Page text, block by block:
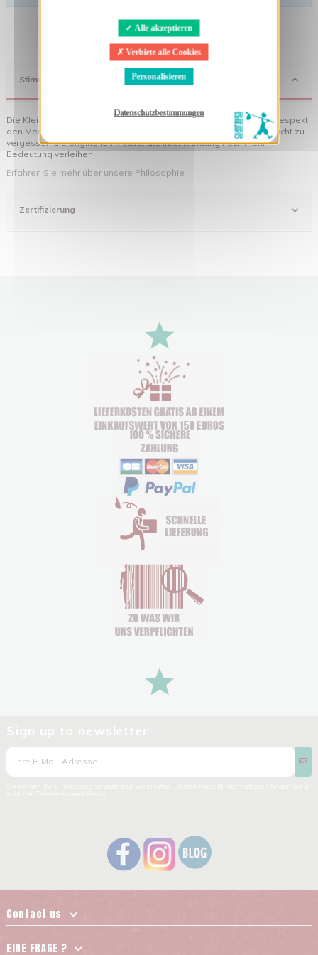
Alle akzeptieren
Verbiete alle Cookies
Personalisieren
Datenschutzbestimmungen
Stimmung
Die Kleidung von Quat'rues besteht aus Bio-Baumwolle, die mit Respekt
den Menschen und ihrer Umwelt gegenüber hergestellt wurde... nicht zu
vergessen die originellen Motive, die Ihrer Kleidung noch mehr
Bedeutung verleihen!
Erfahren Sie mehr über unsere Philosophie
Zertifizierung
Contact us
EINE FRAGE ?